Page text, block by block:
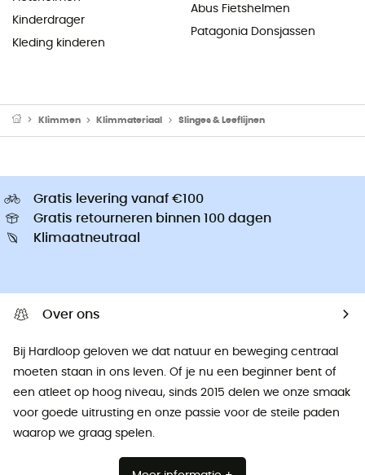
Kinderdrager
Kleding kinderen
Abus Fietshelmen
Patagonia Donsjassen
Klimmen Klimmateriaal Slinges & Leeflijnen
Gratis levering vanaf €100
Gratis retourneren binnen 100 dagen
Klimaatneutraal
Over ons
Bij Hardloop geloven we dat natuur en beweging centraal
moeten staan ​​in ons leven. Of je nu een beginner bent of
een atleet op hoog niveau, sinds 2015 delen we onze smaak
voor goede uitrusting en onze passie voor de steile paden
waarop we graag spelen.